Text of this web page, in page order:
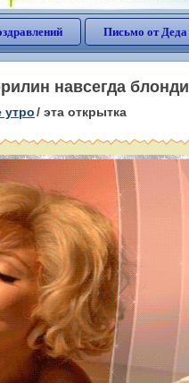
Письмо от
навсегда
утро/ эта открытка